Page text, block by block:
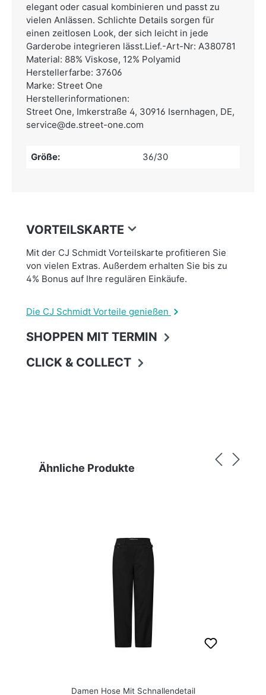
elegant oder casual kombinieren und passt zu
vielen Anlässen. Schlichte Details sorgen für
einen zeitlosen Look, der sich leicht in jede
Garderobe integrieren lässt.Lief.-Art-Nr: A380781
Material: 88% Viskose, 12% Polyamid
Herstellerfarbe: 37606
Marke: Street One
Herstellerinformationen:
Street One, Imkerstraße 4, 30916 Isernhagen, DE,
service@de.street-one.com
Größe: 36/30
VORTEILSKARTE
Mit der CJ Schmidt Vorteilskarte profitieren Sie
von vielen Extras. Außerdem erhalten Sie bis zu
4% Bonus auf Ihre regulären Einkäufe.
Die CJ Schmidt Vorteile genießen
SHOPPEN MIT TERMIN
CLICK & COLLECT
Produktgalerie überspringen
Ähnliche Produkte
Damen Hose Mit Schnallendetail